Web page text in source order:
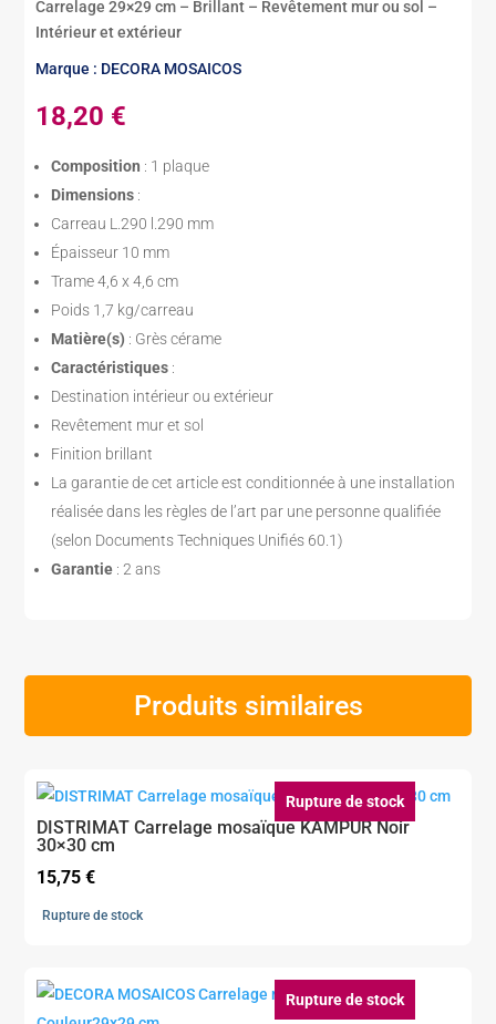
Carrelage 29×29 cm – Brillant – Revêtement mur ou sol –
Intérieur et extérieur
Marque : DECORA MOSAICOS
18,20 €
Composition : 1 plaque
Dimensions :
Carreau L.290 l.290 mm
Épaisseur 10 mm
Trame 4,6 x 4,6 cm
Poids 1,7 kg/carreau
Matière(s) : Grès cérame
Caractéristiques :
Destination intérieur ou extérieur
Revêtement mur et sol
Finition brillant
La garantie de cet article est conditionnée à une installation
réalisée dans les règles de l’art par une personne qualifiée
(selon Documents Techniques Unifiés 60.1)
Garantie : 2 ans
Produits similaires
Rupture de stock
DISTRIMAT Carrelage mosaïque KAMPUR Noir
30×30 cm
15,75€
Rupture de stock
Rupture de stock